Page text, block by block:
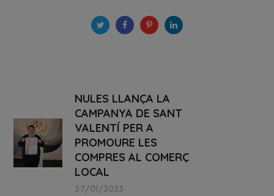
NULES LLANÇA LA
CAMPANYA DE SANT
VALENTÍ PER A
PROMOURE LES
COMPRES AL COMERÇ
LOCAL
27/01/2023